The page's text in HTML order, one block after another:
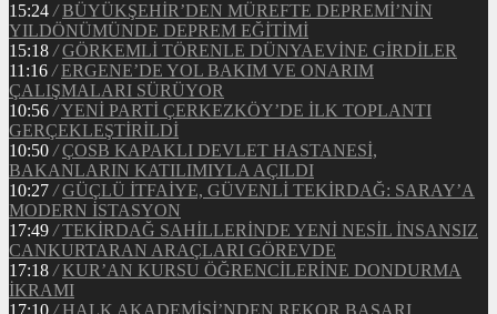
15:24 / BÜYÜKŞEHİR’DEN MÜREFTE DEPREMİ’NİN
YILDÖNÜMÜNDE DEPREM EĞİTİMİ
15:18 / GÖRKEMLİ TÖRENLE DÜNYAEVİNE GİRDİLER
11:16 / ERGENE’DE YOL BAKIM VE ONARIM
ÇALIŞMALARI SÜRÜYOR
10:56 /YENİ PARTİ ÇERKEZKÖY’DE İLK TOPLANTI
GERÇEKLEŞTİRİLDİ
10:50 / ÇOSB KAPAKLI DEVLET HASTANESİ,
BAKANLARIN KATILIMIYLA AÇILDI
10:27 / GÜÇLÜ İTFAİYE, GÜVENLİ TEKİRDAĞ: SARAY’A
MODERN İSTASYON
17:49 / TEKİRDAĞ SAHİLLERİNDE YENİ NESİL İNSANSIZ
CANKURTARAN ARAÇLARI GÖREVDE
17:18 / KUR’AN KURSU ÖĞRENCİLERİNE DONDURMA
İKRAMI
17:10 / HALK AKADEMİSİ’NDEN REKOR BAŞARI